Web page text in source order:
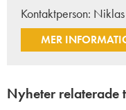
Kontaktperson: Niklas
MER
Nyheter